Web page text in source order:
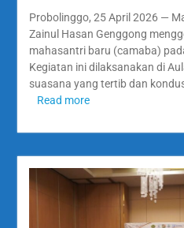
Probolinggo, 25 April 2026 —
Zainul Hasan Genggong
mahasantri baru (camaba)
Kegiatan ini dilaksanakan di
suasana yang tertib dan
Read more